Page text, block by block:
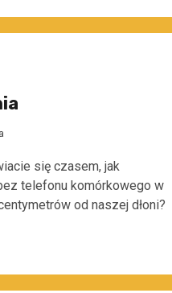
się czasem, jak
telefonu komórkowego w
od naszej dłoni?